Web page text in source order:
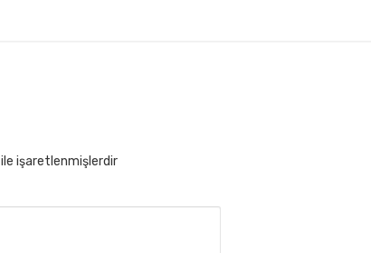
ile işaretlenmişlerdir